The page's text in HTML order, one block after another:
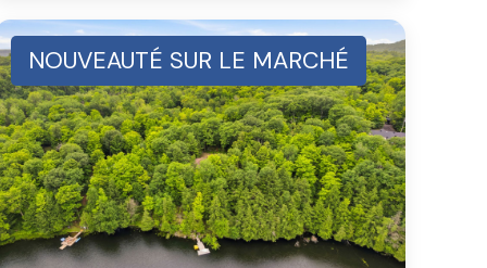
NOUVEAUTÉ SUR LE MARCHÉ